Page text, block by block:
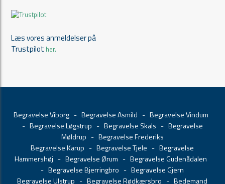
Læs vores anmeldelser på
Trustpilot her.
Begravelse Viborg- Begravelse Asmild - Begravelse Vindum
- Begravelse Løgstrup - Begravelse Skals - Begravelse
Møldrup - Begravelse Frederiks
Begravelse Karup -Begravelse Tjele -Begravelse
Hammershøj -Begravelse Ørum -Begravelse Gudenådalen
-Begravelse Bjerringbro -Begravelse Gjern
Begravelse Ulstrup -Begravelse Rødkærsbro -Bedemand